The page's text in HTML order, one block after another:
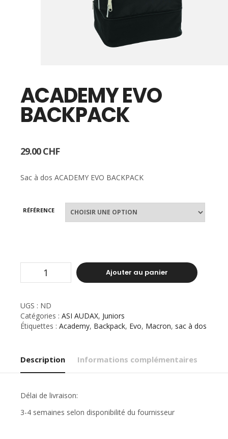
ACADEMY EVO
BACKPACK
29.00CHF
Sac à dos ACADEMY EVO BACKPACK
RÉFÉRENCE
Ajouter au panier
UGS : ND
Catégories : ASI AUDAX, Juniors
Étiquettes : Academy, Backpack, Evo, Macron, sac à dos
Description Informations complémentaires
Délai de livraison:
3-4 semaines selon disponibilité du fournisseur